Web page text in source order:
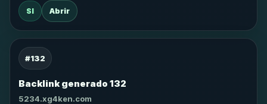
SI Abrir
#132
Backlink generado 132
5234.xg4ken.com